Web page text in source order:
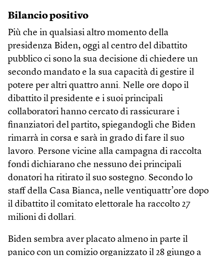
Bilancio positivo
Più che in qualsiasi altro momento della
presidenza Biden, oggi al centro del dibattito
pubblico ci sono la sua decisione di chiedere un
secondo mandato e la sua capacità di gestire il
potere per altri quattro anni. Nelle ore dopo il
dibattito il presidente e i suoi principali
collaboratori hanno cercato di rassicurare i
finanziatori del partito, spiegandogli che Biden
rimarrà in corsa e sarà in grado di fare il suo
lavoro. Persone vicine alla campagna di raccolta
fondi dichiarano che nessuno dei principali
donatori ha ritirato il suo sostegno. Secondo lo
staff della Casa Bianca, nelle ventiquattr’ore dopo
il dibattito il comitato elettorale ha raccolto 27
milioni di dollari.
Biden sembra aver placato almeno in parte il
panico con un comizio organizzato il 28 giungo a